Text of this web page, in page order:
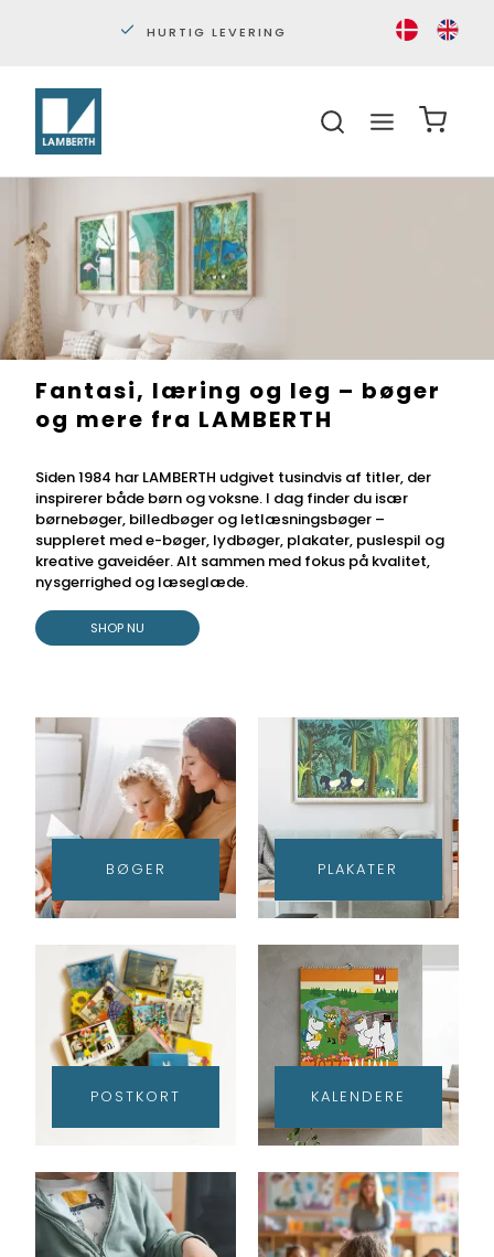
PERSONLIG KUNDESERVICE
Fantasi, læring og leg – bøger
og mere fra LAMBERTH
Siden 1984 har LAMBERTH udgivet tusindvis af titler, der
inspirerer både børn og voksne. I dag finder du især
børnebøger, billedbøger og letlæsningsbøger –
suppleret med e-bøger, lydbøger, plakater, puslespil og
kreative gaveidéer. Alt sammen med fokus på kvalitet,
nysgerrighed og læseglæde.
SHOP NU
BØGER PLAKATER
POSTKORT KALENDERE